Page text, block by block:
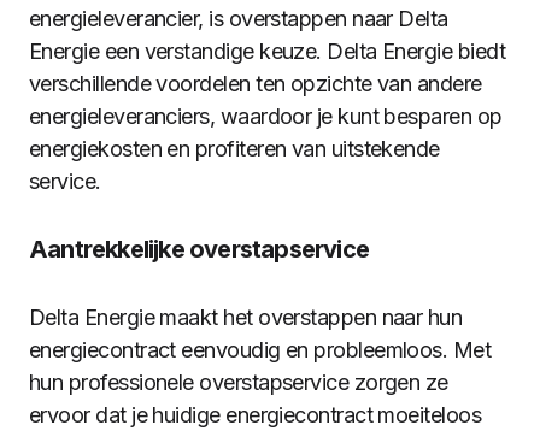
energieleverancier, is overstappen naar Delta
Energie een verstandige keuze. Delta Energie biedt
verschillende voordelen ten opzichte van andere
energieleveranciers, waardoor je kunt besparen op
energiekosten en profiteren van uitstekende
service.
Aantrekkelijke overstapservice
Delta Energie maakt het overstappen naar hun
energiecontract eenvoudig en probleemloos. Met
hun professionele overstapservice zorgen ze
ervoor dat je huidige energiecontract moeiteloos